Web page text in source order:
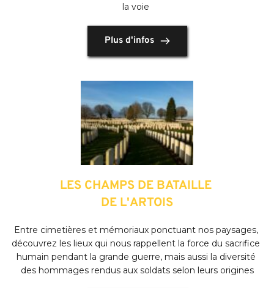
la voie
Plus d'infos
LES CHAMPS DE BATAILLE
DE L'ARTOIS
Entre cimetières et mémoriaux ponctuant nos paysages,
découvrez les lieux qui nous rappellent la force du sacrifice
humain pendant la grande guerre, mais aussi la diversité
des hommages rendus aux soldats selon leurs origines